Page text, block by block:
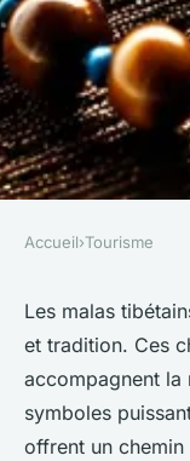
Malas
spirituel
Logan•29 juillet
Accueil›Tourisme
Les malas
et tradition. Ces
accompagnent la
symboles
offrent un